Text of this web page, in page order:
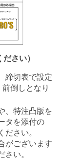
さい）
締切表で設定
倒しとなり
、特注凸版を
タを添付の
さい。
がございます
い。